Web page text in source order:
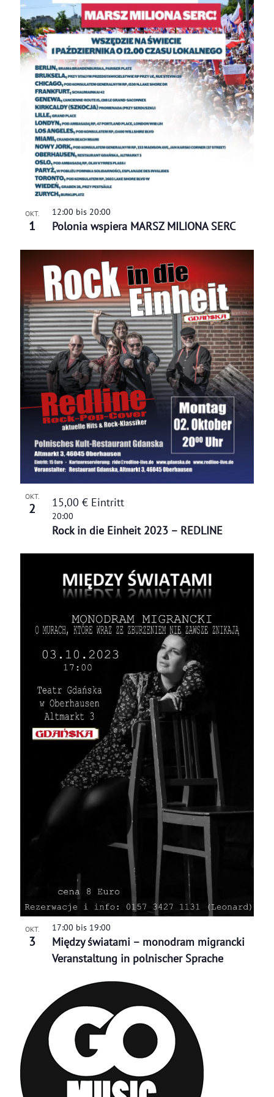
i
o
n
t
e
n
-
N
a
v
o
n
o
t
o
OKT.
1 Polonia wspiera MARSZ MILIONA SERC
12:00 bis 20:00
OKT.
2
Rock in die Einheit 2023 – REDLINE
20:00
15,00 € Eintritt
OKT.
3
Między światami – monodram migrancki
Veranstaltung in polnischer Sprache
17:00 bis 19:00